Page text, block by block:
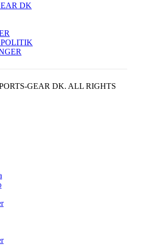
DK
GEAR DK. ALL RIGHTS